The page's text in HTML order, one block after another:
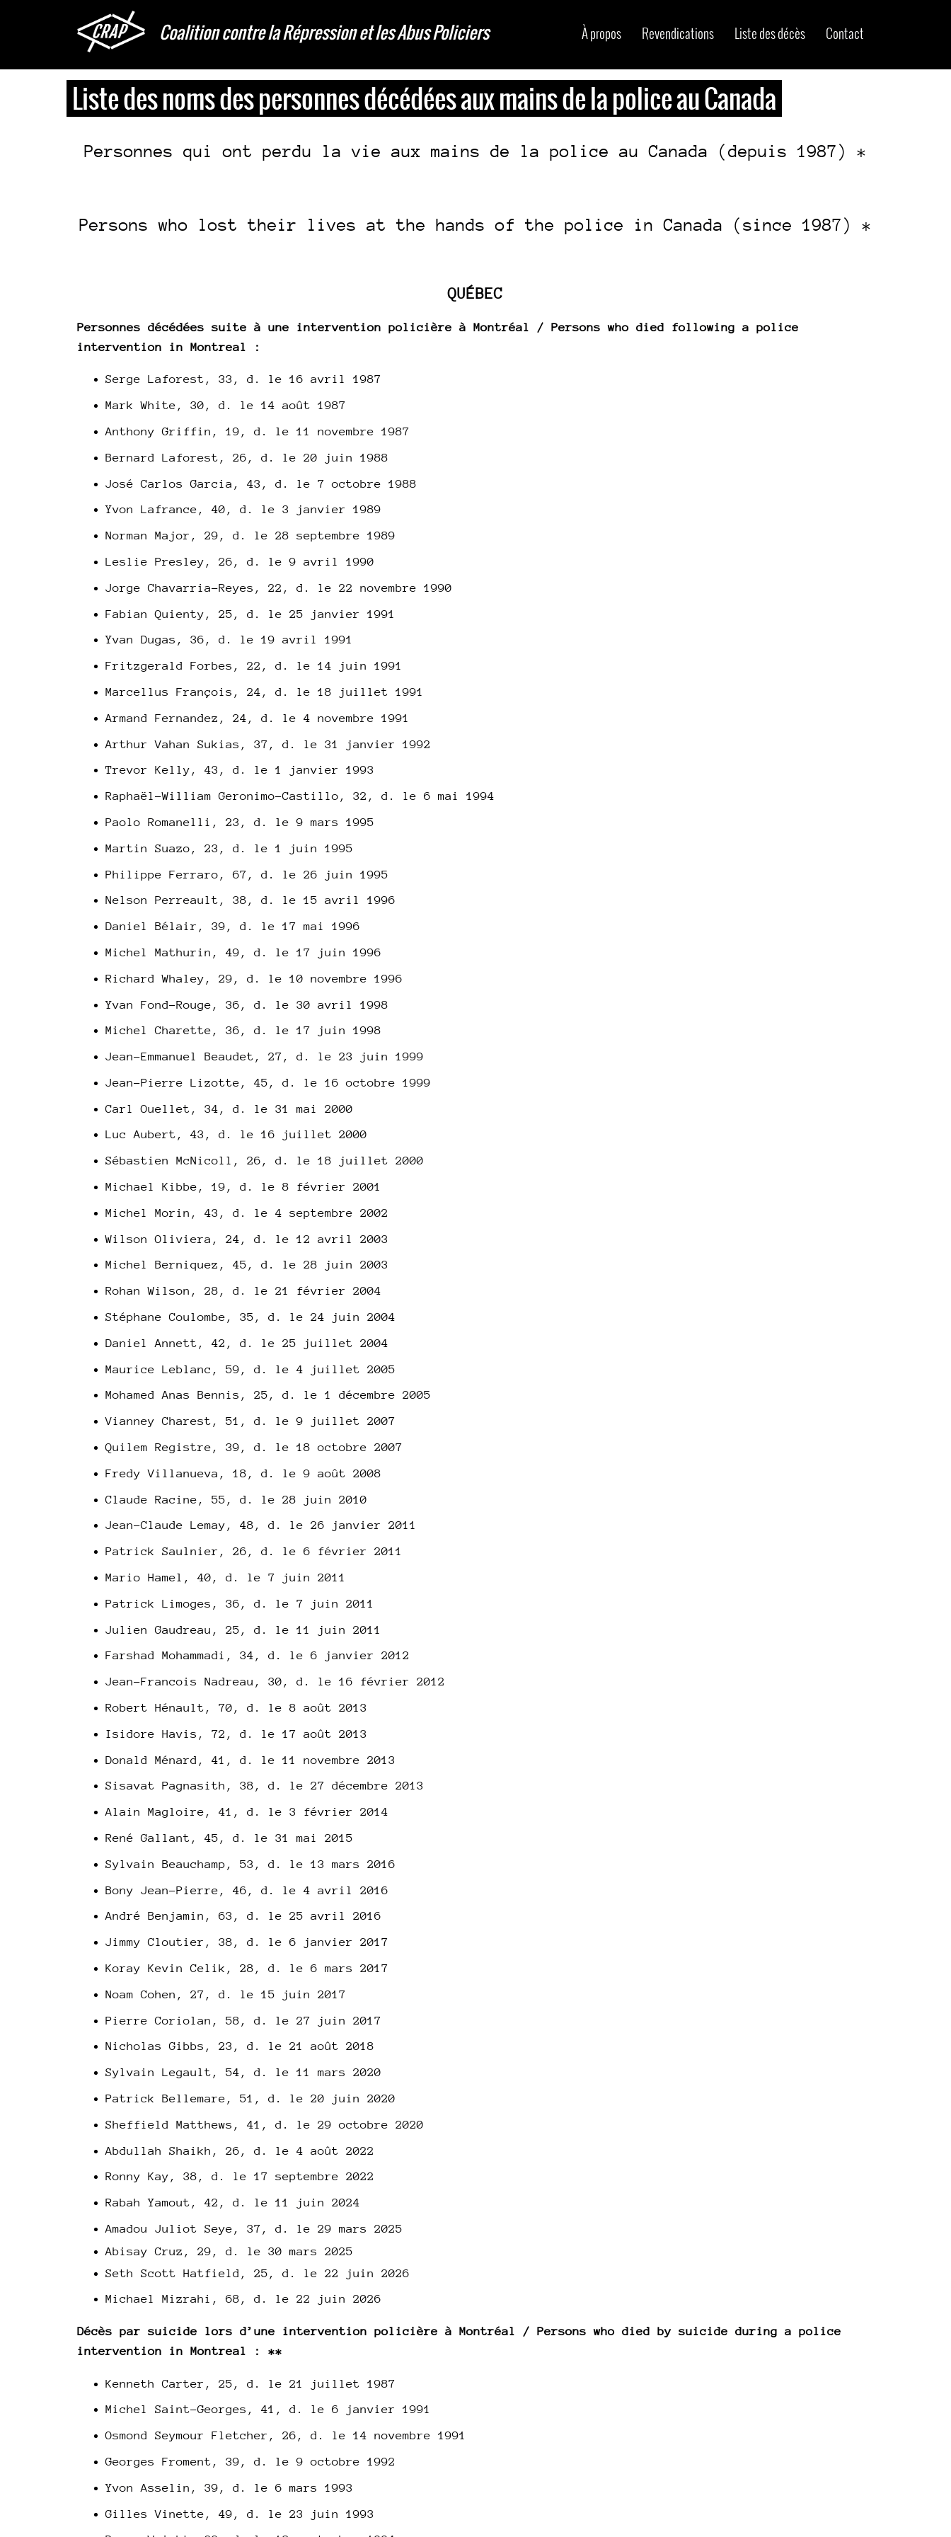
Coalition contre la Répression et les Abus Policiers À propos Revendications Liste des décès Contact
Liste des noms des personnes décédées aux mains de la police au Canada
Personnes qui ont perdu la vie aux mains de la police au Canada (depuis 1987) *
Persons who lost their lives at the hands of the police in Canada (since 1987) *
QUÉBEC
Personnes décédées suite à une intervention policière à Montréal / Persons who died following a police
intervention in Montreal :
Serge Laforest, 33, d. le 16 avril 1987
Mark White, 30, d. le 14 août 1987
Anthony Griffin, 19, d. le 11 novembre 1987
Bernard Laforest, 26, d. le 20 juin 1988
José Carlos Garcia, 43, d. le 7 octobre 1988
Yvon Lafrance, 40, d. le 3 janvier 1989
Norman Major, 29, d. le 28 septembre 1989
Leslie Presley, 26, d. le 9 avril 1990
Jorge Chavarria-Reyes, 22, d. le 22 novembre 1990
Fabian Quienty, 25, d. le 25 janvier 1991
Yvan Dugas, 36, d. le 19 avril 1991
Fritzgerald Forbes, 22, d. le 14 juin 1991
Marcellus François, 24, d. le 18 juillet 1991
Armand Fernandez, 24, d. le 4 novembre 1991
Arthur Vahan Sukias, 37, d. le 31 janvier 1992
Trevor Kelly, 43, d. le 1 janvier 1993
Raphaël-William Geronimo-Castillo, 32, d. le 6 mai 1994
Paolo Romanelli, 23, d. le 9 mars 1995
Martin Suazo, 23, d. le 1 juin 1995
Philippe Ferraro, 67, d. le 26 juin 1995
Nelson Perreault, 38, d. le 15 avril 1996
Daniel Bélair, 39, d. le 17 mai 1996
Michel Mathurin, 49, d. le 17 juin 1996
Richard Whaley, 29, d. le 10 novembre 1996
Yvan Fond-Rouge, 36, d. le 30 avril 1998
Michel Charette, 36, d. le 17 juin 1998
Jean-Emmanuel Beaudet, 27, d. le 23 juin 1999
Jean-Pierre Lizotte, 45, d. le 16 octobre 1999
Carl Ouellet, 34, d. le 31 mai 2000
Luc Aubert, 43, d. le 16 juillet 2000
Sébastien McNicoll, 26, d. le 18 juillet 2000
Michael Kibbe, 19, d. le 8 février 2001
Michel Morin, 43, d. le 4 septembre 2002
Wilson Oliviera, 24, d. le 12 avril 2003
Michel Berniquez, 45, d. le 28 juin 2003
Rohan Wilson, 28, d. le 21 février 2004
Stéphane Coulombe, 35, d. le 24 juin 2004
Daniel Annett, 42, d. le 25 juillet 2004
Maurice Leblanc, 59, d. le 4 juillet 2005
Mohamed Anas Bennis, 25, d. le 1 décembre 2005
Vianney Charest, 51, d. le 9 juillet 2007
Quilem Registre, 39, d. le 18 octobre 2007
Fredy Villanueva, 18, d. le 9 août 2008
Claude Racine, 55, d. le 28 juin 2010
Jean-Claude Lemay, 48, d. le 26 janvier 2011
Patrick Saulnier, 26, d. le 6 février 2011
Mario Hamel, 40, d. le 7 juin 2011
Patrick Limoges, 36, d. le 7 juin 2011
Julien Gaudreau, 25, d. le 11 juin 2011
Farshad Mohammadi, 34, d. le 6 janvier 2012
Jean-Francois Nadreau, 30, d. le 16 février 2012
Robert Hénault, 70, d. le 8 août 2013
Isidore Havis, 72, d. le 17 août 2013
Donald Ménard, 41, d. le 11 novembre 2013
Sisavat Pagnasith, 38, d. le 27 décembre 2013
Alain Magloire, 41, d. le 3 février 2014
René Gallant, 45, d. le 31 mai 2015
Sylvain Beauchamp, 53, d. le 13 mars 2016
Bony Jean-Pierre, 46, d. le 4 avril 2016
André Benjamin, 63, d. le 25 avril 2016
Jimmy Cloutier, 38, d. le 6 janvier 2017
Koray Kevin Celik, 28, d. le 6 mars 2017
Noam Cohen, 27, d. le 15 juin 2017
Pierre Coriolan, 58, d. le 27 juin 2017
Nicholas Gibbs, 23, d. le 21 août 2018
Sylvain Legault, 54, d. le 11 mars 2020
Patrick Bellemare, 51, d. le 20 juin 2020
Sheffield Matthews, 41, d. le 29 octobre 2020
Abdullah Shaikh, 26, d. le 4 août 2022
Ronny Kay, 38, d. le 17 septembre 2022
Rabah Yamout, 42, d. le 11 juin 2024
Amadou Juliot Seye, 37, d. le 29 mars 2025
Abisay Cruz, 29, d. le 30 mars 2025
Seth Scott Hatfield, 25, d. le 22 juin 2026
Michael Mizrahi, 68, d. le 22 juin 2026
Décès par suicide lors d’une intervention policière à Montréal / Persons who died by suicide during a police
intervention in Montreal : **
Kenneth Carter, 25, d. le 21 juillet 1987
Michel Saint-Georges, 41, d. le 6 janvier 1991
Osmond Seymour Fletcher, 26, d. le 14 novembre 1991
Georges Froment, 39, d. le 9 octobre 1992
Yvon Asselin, 39, d. le 6 mars 1993
Gilles Vinette, 49, d. le 23 juin 1993